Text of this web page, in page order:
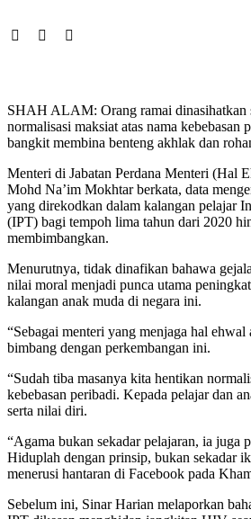
SHAH ALAM: Orang ramai dinasihatkan
normalisasi maksiat atas nama kebebasan
bangkit membina benteng akhlak dan
Menteri di Jabatan Perdana Menteri (Hal
Mohd Na’im Mokhtar berkata, data
yang direkodkan dalam kalangan pelajar
(IPT) bagi tempoh lima tahun dari 2020
membimbangkan.
Menurutnya, tidak dinafikan bahawa
nilai moral menjadi punca utama
kalangan anak muda di negara ini.
“Sebagai menteri yang menjaga hal ehwal
bimbang dengan perkembangan ini.
“Sudah tiba masanya kita hentikan
kebebasan peribadi. Kepada pelajar dan
serta nilai diri.
“Agama bukan sekadar pelajaran, ia juga
Hiduplah dengan prinsip, bukan sekadar
menerusi hantaran di Facebook pada
Sebelum ini, Sinar Harian melaporkan